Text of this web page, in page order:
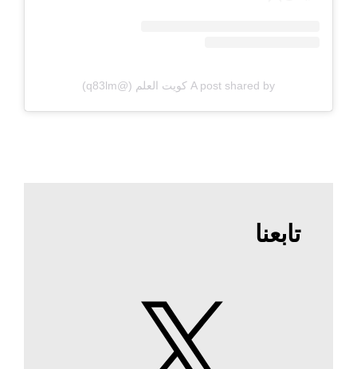
A post shared by كويت العلم (@q83lm)
تابعنا